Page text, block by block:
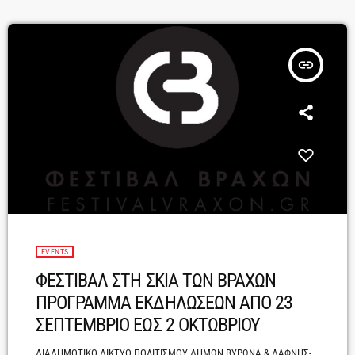
δισκογραφία, καλλιτεχνικές συνεργασίες που άλλαξαν τον ρου της
insert_link
EVENTS
ΦΕΣΤΙΒΑΛ ΣΤΗ ΣΚΙΑ ΤΩΝ ΒΡΑΧΩΝ
ΠΡΟΓΡΑΜΜΑ ΕΚΔΗΛΩΣΕΩΝ ΑΠΟ 23
ΣΕΠΤΕΜΒΡΙΟ ΕΩΣ 2 ΟΚΤΩΒΡΙΟΥ